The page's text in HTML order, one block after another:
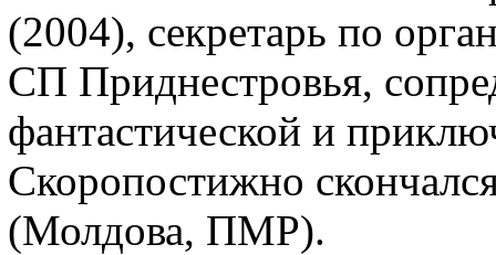
(2004), секретарь по
СП Приднестровья,
фантастической и
Скоропостижно
(Молдова, ПМР).